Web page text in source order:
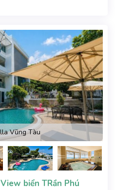
Vũng Tàu
biển TRần Phú